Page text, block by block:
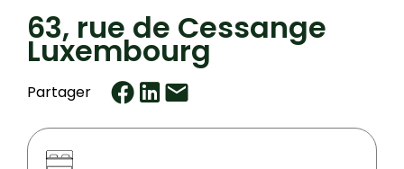
63, rue de Cessange
Luxembourg
Partager